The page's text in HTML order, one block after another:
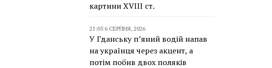
картини XVIII ст.
21:05 6 СЕРПНЯ, 2026
У Гданську п’яний водій напав
на українця через акцент, а
потім побив двох поляків